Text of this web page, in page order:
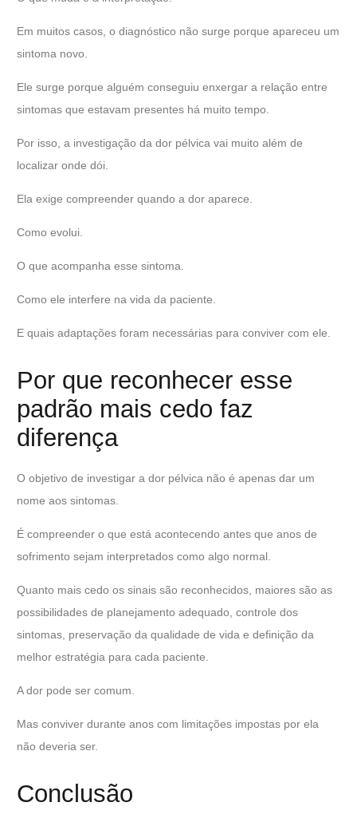
Em muitos casos, o diagnóstico não surge porque apareceu um
sintoma novo.
Ele surge porque alguém conseguiu enxergar a relação entre
sintomas que estavam presentes há muito tempo.
Por isso, a investigação da dor pélvica vai muito além de
localizar onde dói.
Ela exige compreender quando a dor aparece.
Como evolui.
O que acompanha esse sintoma.
Como ele interfere na vida da paciente.
E quais adaptações foram necessárias para conviver com ele.
Por que reconhecer esse
padrão mais cedo faz
diferença
O objetivo de investigar a dor pélvica não é apenas dar um
nome aos sintomas.
É compreender o que está acontecendo antes que anos de
sofrimento sejam interpretados como algo normal.
Quanto mais cedo os sinais são reconhecidos, maiores são as
possibilidades de planejamento adequado, controle dos
sintomas, preservação da qualidade de vida e definição da
melhor estratégia para cada paciente.
A dor pode ser comum.
Mas conviver durante anos com limitações impostas por ela
não deveria ser.
Conclusão